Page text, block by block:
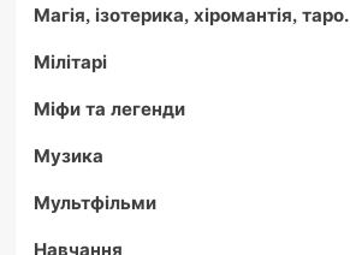
Магія, ізотерика, хіромантія, таро.
Мілітарі
Міфи та легенди
Музика
Мультфільми
Навчання